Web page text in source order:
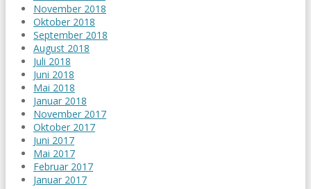
November 2018
Oktober 2018
September 2018
August 2018
Juli 2018
Juni 2018
Mai 2018
Januar 2018
November 2017
Oktober 2017
Juni 2017
Mai 2017
Februar 2017
Januar 2017